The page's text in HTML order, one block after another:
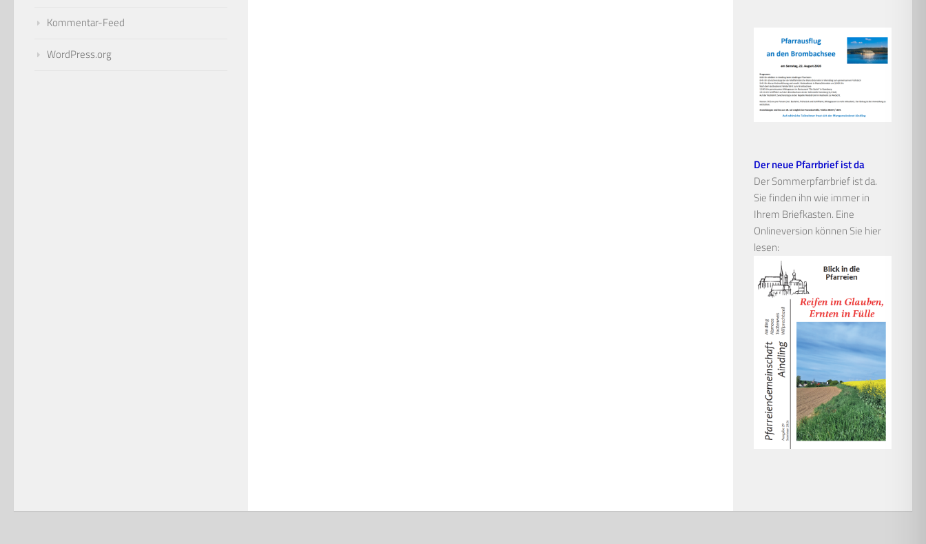
Kommentar-Feed
WordPress.org
Der neue Pfarrbrief ist da
Der Sommerpfarrbrief ist da.
Sie finden ihn wie immer in
Ihrem Briefkasten. Eine
Onlineversion können Sie hier
lesen: